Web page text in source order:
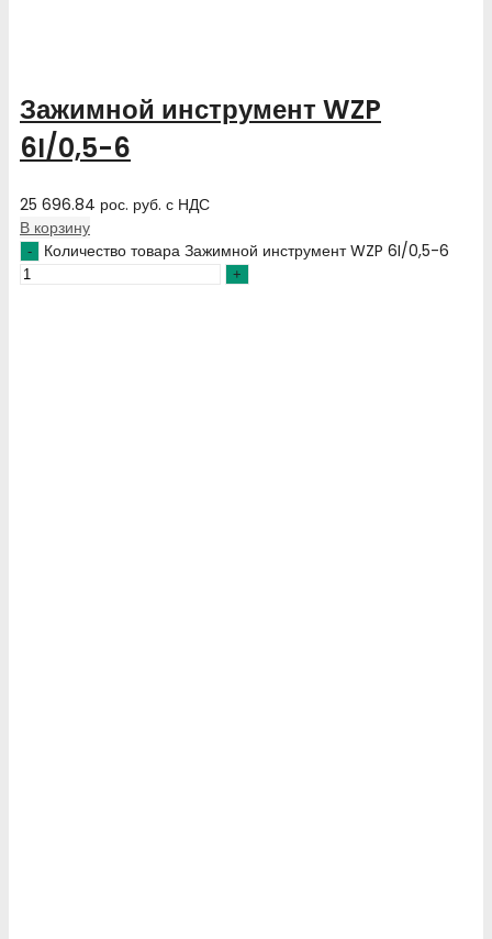
Зажимной инструмент WZP
6I/0,5-6
25 696.84 рос. руб. с НДС
В корзину
Количество товара Зажимной инструмент WZP 6I/0,5-6